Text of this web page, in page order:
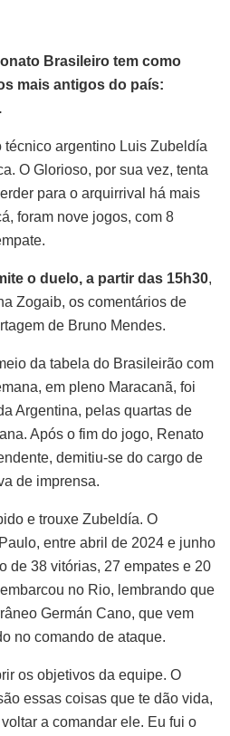
Brasileiro tem como
mais antigos do país:
técnico argentino Luis Zubeldía
O Glorioso, por sua vez, tenta
para o arquirrival há mais
foram nove jogos, com 8
o duelo, a partir das 15h30,
Zogaib, os comentários de
de Bruno Mendes.
da tabela do Brasileirão com
em pleno Maracanã, foi
Argentina, pelas quartas de
Após o fim do jogo, Renato
demitiu-se do cargo de
de imprensa.
e trouxe Zubeldía. O
entre abril de 2024 e junho
de 38 vitórias, 27 empates e 20
no Rio, lembrando que
Germán Cano, que vem
no comando de ataque.
os objetivos da equipe. O
essas coisas que te dão vida,
a comandar ele. Eu fui o